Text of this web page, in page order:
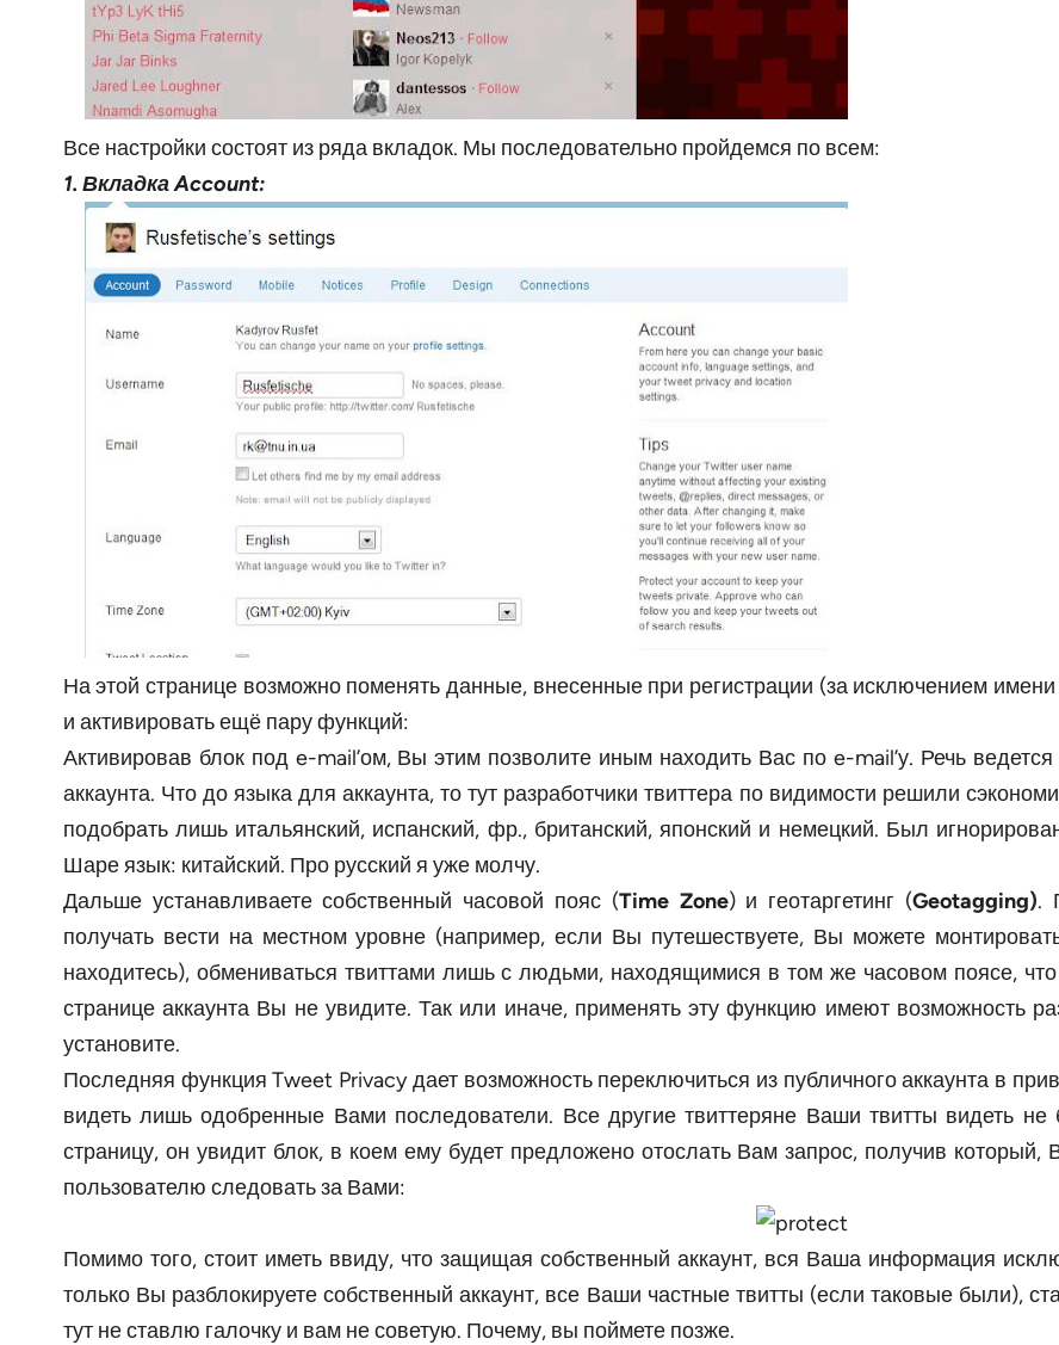
Все настройки состоят из ряда вкладок. Мы последовательно пройдемся по всем:
1. Вкладка Account:
На этой странице возможно поменять данные, внесенные при регистрации (за исключением
и активировать ещё пару функций:
Активировав блок под e-mail’ом, Вы этим позволите иным находить Вас по e-mail’у. Речь
аккаунта. Что до языка для аккаунта, то тут разработчики твиттера по видимости решили
подобрать лишь итальянский, испанский, фр., британский, японский и немецкий. Был
Шаре язык: китайский. Про русский я уже молчу.
Дальше устанавливаете собственный часовой пояс (Time Zone) и геотаргетинг (Geotagging).
получать вести на местном уровне (например, если Вы путешествуете, Вы можете
находитесь), обмениваться твиттами лишь с людьми, находящимися в том же часовом поясе,
странице аккаунта Вы не увидите. Так или иначе, применять эту функцию имеют возможность
установите.
Последняя функция Tweet Privacy дает возможность переключиться из публичного аккаунта в
видеть лишь одобренные Вами последователи. Все другие твиттеряне Ваши твитты видеть
страницу, он увидит блок, в коем ему будет предложено отослать Вам запрос, получив
пользователю следовать за Вами:
Помимо того, стоит иметь ввиду, что защищая собственный аккаунт, вся Ваша информация
только Вы разблокируете собственный аккаунт, все Ваши частные твитты (если таковые были),
тут не ставлю галочку и вам не советую. Почему, вы поймете позже.